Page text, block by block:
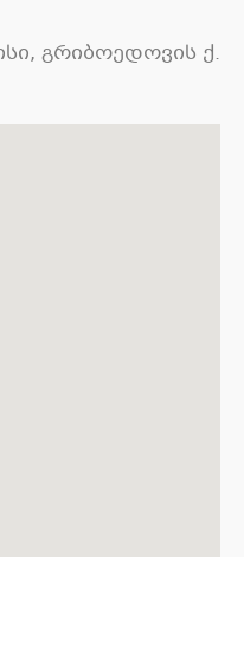
გრიბოედოვის ქ.